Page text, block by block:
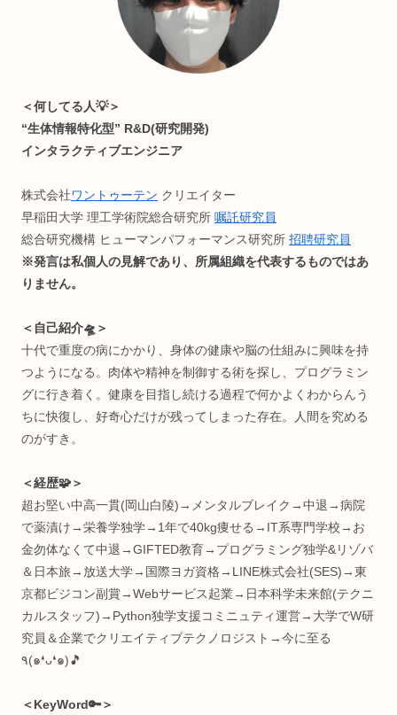
知的好奇心強めな人向けに
・プログラミング全般
・ヨガ/サウナ
・ライフハック
などのお役立ち情報をお届けする、複合系オウンドメディ
(月間1万PV)
読みやすさ重視でうっとうしい広告付けてません。が、お
困ったら許して(๑ ❛ ֊ ❛„)
記事内容に不備等ありましたらご連絡ください🙏
Profile:まる。